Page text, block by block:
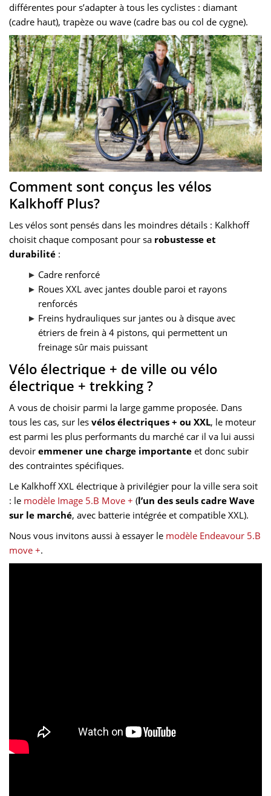
différentes pour s’adapter à tous les cyclistes : diamant
(cadre haut), trapèze ou wave (cadre bas ou col de cygne).
Comment sont conçus les vélos
Kalkhoff Plus?
Les vélos sont pensés dans les moindres détails : Kalkhoff
choisit chaque composant pour sa robustesse et
durabilité :
Cadre renforcé
Roues XXL avec jantes double paroi et rayons
renforcés
Freins hydrauliques sur jantes ou à disque avec
étriers de frein à 4 pistons, qui permettent un
freinage sûr mais puissant
Vélo électrique + de ville ou vélo
électrique + trekking ?
A vous de choisir parmi la large gamme proposée. Dans
tous les cas, sur les vélos électriques + ou XXL, le moteur
est parmi les plus performants du marché car il va lui aussi
devoir emmener une charge importante et donc subir
des contraintes spécifiques.
Le Kalkhoff XXL électrique à privilégier pour la ville sera soit
: le modèle Image 5.B Move + (l’un des seuls cadre Wave
sur le marché, avec batterie intégrée et compatible XXL).
Nous vous invitons aussi à essayer le modèle Endeavour 5.B
move +.